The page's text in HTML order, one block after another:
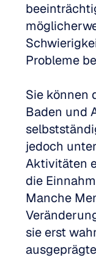
Probleme
Sie können
Baden und
jedoch
Aktivitäten
die
Manche
sie erst